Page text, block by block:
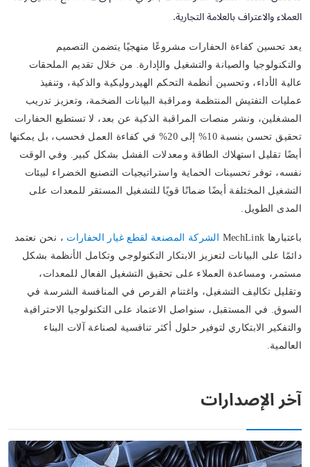
العملاء والاعتراف بالعلامة التجارية.
يعد تحسين كفاءة الحفارات مشروعًا منهجيًا يتضمن التصميم
والتكنولوجيا والصيانة والتشغيل والإدارة. من خلال تقديم الملحقات
عالية الأداء، وتحسين أنظمة التحكم الهيدروليكية والذكية، وتنفيذ
عمليات التفتيش المنتظمة ومراقبة البيانات الضخمة، وتعزيز تدريب
المشغلين، ونشر منصات المراقبة الذكية عن بعد، لا تستطيع الحفارات
تحقيق تحسن بنسبة 10% إلى 20% في كفاءة العمل فحسب، بل يمكنها
أيضًا تقليل استهلاك الطاقة ومعدلات الفشل بشكل كبير. وفي الوقت
نفسه، توفر تحسينات الحماية واستراتيجيات التصنيع الخضراء لبيئات
التشغيل المختلفة أيضًا ضمانًا قويًا للتشغيل المستقر للمعدات على
المدى الطويل.
باعتبارها MechLink الشركة المصنعة لقطع غيار الحفارات ، نحن نعتمد
دائمًا على البيانات لتعزيز الابتكار التكنولوجي وتكامل الأنظمة بشكل
مستمر، ومساعدة العملاء على تحقيق التشغيل الفعال للمعدات،
وتقليل تكاليف التشغيل، واغتنام الفرص في المنافسة الشرسة في
السوق. في المستقبل، سنواصل الاعتماد على التكنولوجيا الاحترافية
والتفكير الابتكاري لتوفير حلول أكثر تنافسية لصناعة آلات البناء
العالمية.
آخر الإصدارات